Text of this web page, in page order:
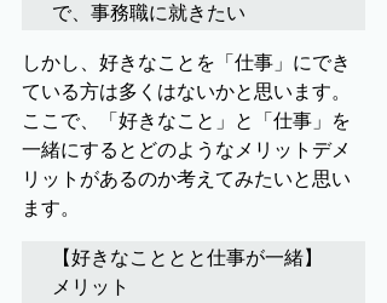
で、事務職に就きたい
しかし、好きなことを「仕事」にでき
ている方は多くはないかと思います。
ここで、「好きなこと」と「仕事」を
一緒にするとどのようなメリットデメ
リットがあるのか考えてみたいと思い
ます。
【好きなこととと仕事が一緒】
メリット